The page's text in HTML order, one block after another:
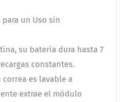
un Uso sin
su batería dura hasta 7
constantes.
es lavable a
extrae el módulo